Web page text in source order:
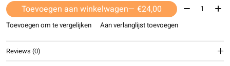
Toevoegen aan winkelwagen — €24,00 Aantal:
Toevoegen om te vergelijken Aan verlanglijst toevoegen
Reviews (0)